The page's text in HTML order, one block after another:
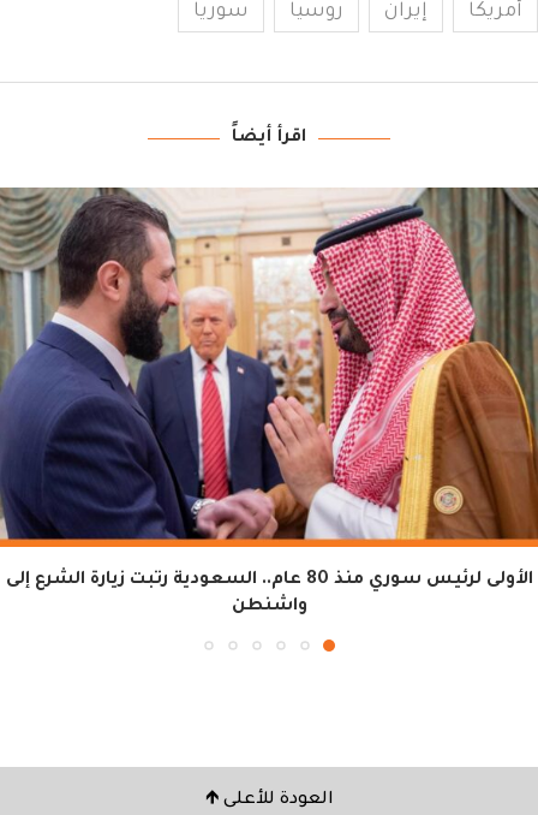
أمريكا إيران روسيا سوريا
اقرأ أيضاً
الأولى لرئيس سوري منذ 80 عام.. السعودية رتبت زيارة الشرع إلى
واشنطن
العودة للأعلى 🡹